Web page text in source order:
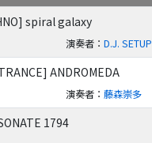
spiral galaxy
演奏者 ：D.J. SETUP
ANDROMEDA
演奏者 ：藤森崇多
1794